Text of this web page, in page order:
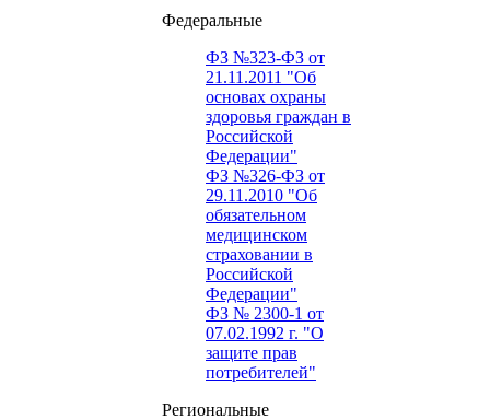
Федеральные
ФЗ №323-ФЗ от
21.11.2011 "Об
основах охраны
здоровья граждан в
Российской
Федерации"
ФЗ №326-ФЗ от
29.11.2010 "Об
обязательном
медицинском
страховании в
Российской
Федерации"
ФЗ № 2300-1 от
07.02.1992 г. "О
защите прав
потребителей"
Региональные